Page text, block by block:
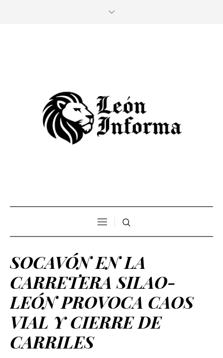
SOCAVÓN EN LA
CARRETERA SILAO-
LEÓN PROVOCA CAOS
VIAL Y CIERRE DE
CARRILES